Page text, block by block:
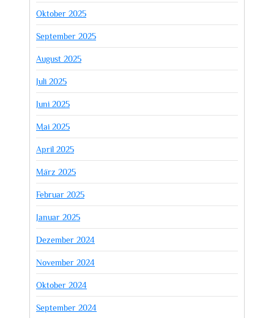
Oktober 2025
September 2025
August 2025
Juli 2025
Juni 2025
Mai 2025
April 2025
März 2025
Februar 2025
Januar 2025
Dezember 2024
November 2024
Oktober 2024
September 2024